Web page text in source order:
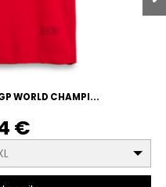
WORLD CHAMPI...
€